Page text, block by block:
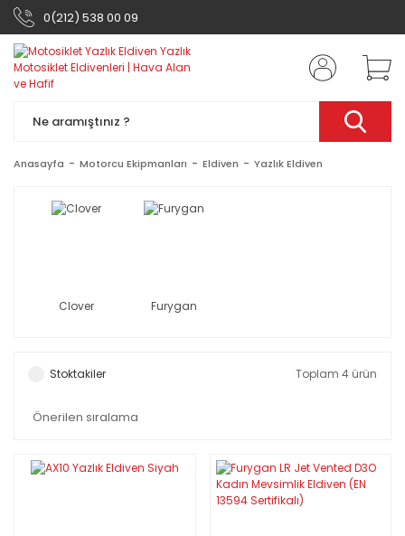
0(212) 538 00 09
Anasayfa Motorcu Ekipmanları Eldiven Yazlık Eldiven
Clover Furygan
Stoktakiler Toplam 4 ürün